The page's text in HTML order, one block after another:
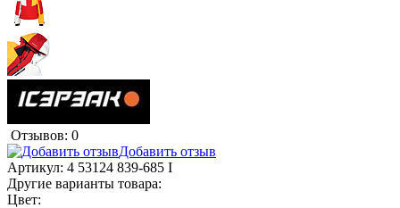
Отзывов: 0
Добавить отзыв
Артикул: 4 53124 839-685 I
Другие варианты товара:
Цвет: